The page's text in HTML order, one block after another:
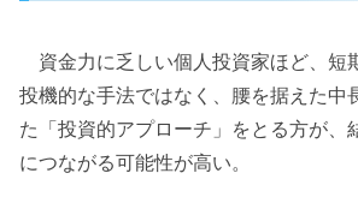
資金力に乏しい個人投資家ほど、短
投機的な手法ではなく、腰を据えた中
た「投資的アプローチ」をとる方が、
につながる可能性が高い。